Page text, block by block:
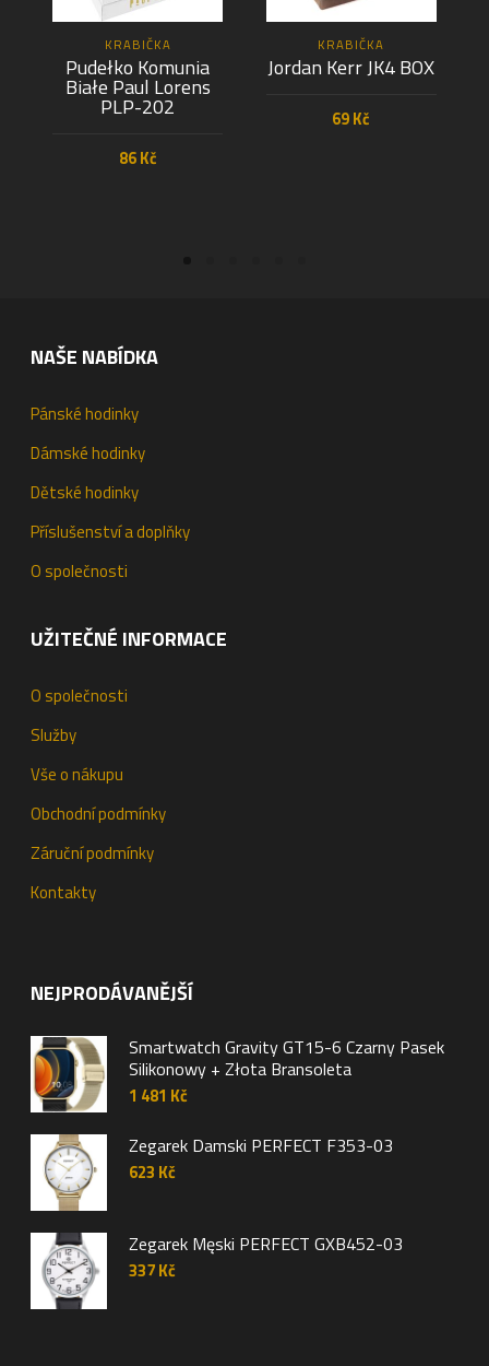
KRABIČKA
Pudełko Komunia
Białe Paul Lorens
PLP-202
86Kč
KRABIČKA
Jordan Kerr JK4 BOX
69Kč
NAŠE NABÍDKA
Pánské hodinky
Dámské hodinky
Dětské hodinky
Příslušenství a doplňky
O společnosti
UŽITEČNÉ INFORMACE
O společnosti
Služby
Vše o nákupu
Obchodní podmínky
Záruční podmínky
Kontakty
NEJPRODÁVANĚJŠÍ
Smartwatch Gravity GT15-6 Czarny Pasek
Silikonowy + Złota Bransoleta
1 481 Kč
Zegarek Damski PERFECT F353-03
623 Kč
Zegarek Męski PERFECT GXB452-03
337Kč